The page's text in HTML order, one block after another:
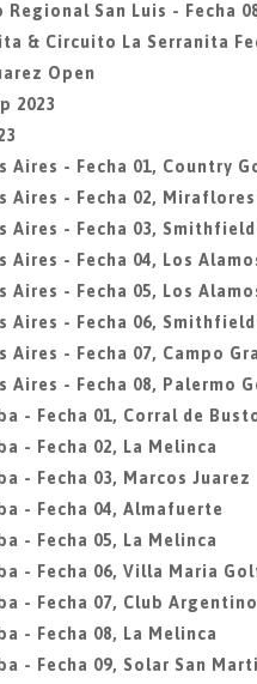
Regional San Luis - Fecha
& Circuito La Serranita
Open
2023
Aires - Fecha 01, Country
Aires - Fecha 02,
Aires - Fecha 03,
- Fecha 04, Los
- Fecha 05, Los
Aires - Fecha 06,
- Fecha 07, Campo
Aires - Fecha 08, Palermo
- Fecha 01, Corral de
- Fecha 02, La Melinca
- Fecha 03, Marcos Juarez
- Fecha 04, Almafuerte
- Fecha 05, La Melinca
- Fecha 06, Villa Maria
- Fecha 07, Club
- Fecha 08, La Melinca
- Fecha 09, Solar San